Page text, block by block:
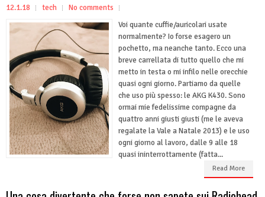
12.1.18 tech
No comments
Voi quante cuffie/auricolari usate
normalmente? Io forse esagero un
pochetto, ma neanche tanto. Ecco una
breve carrellata di tutto quello che mi
metto in testa o mi infilo nelle orecchie
quasi ogni giorno. Partiamo da quelle
che uso più spesso: le AKG K430. Sono
ormai mie fedelissime compagne da
quattro anni giusti giusti (me le aveva
regalate la Vale a Natale 2013) e le uso
ogni giorno al lavoro, dalle 9 alle 18
quasi ininterrottamente (fatta...
Read More